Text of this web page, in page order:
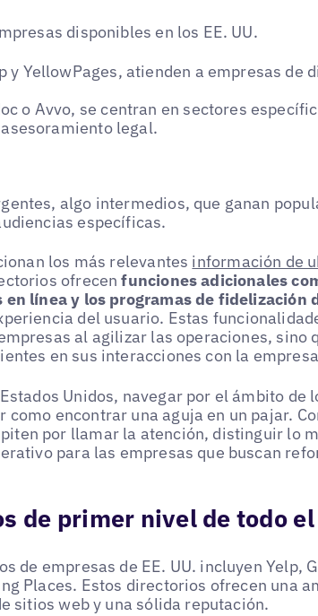
disponibles en los EE. UU.
y YellowPages, atienden a empresas de
o Avvo, se centran en sectores
legal.
algo intermedios, que ganan
específicas.
los más relevantes información de
ofrecenfunciones adicionales
línea y los programas de fidelización
del usuario. Estas
al agilizar las operaciones, sino
en sus interacciones con la
Unidos, navegar por el ámbito de
encontrar una aguja en un pajar.
por llamar la atención, distinguir lo
para las empresas que buscan
de primer nivel de todo
de empresas de EE. UU. incluyen Yelp,
Places. Estos directorios ofrecen una
sitios web y una sólida reputación.